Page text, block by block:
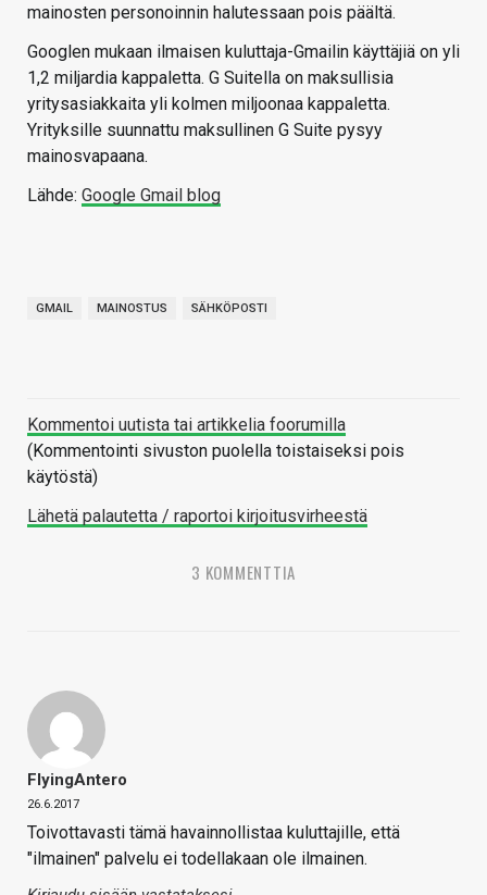
mainosten personoinnin halutessaan pois päältä.
Googlen mukaan ilmaisen kuluttaja-Gmailin käyttäjiä on yli
1,2 miljardia kappaletta. G Suitella on maksullisia
yritysasiakkaita yli kolmen miljoonaa kappaletta.
Yrityksille suunnattu maksullinen G Suite pysyy
mainosvapaana.
Lähde: Google Gmail blog
GMAIL MAINOSTUS SÄHKÖPOSTI
Kommentoi uutista tai artikkelia foorumilla
(Kommentointi sivuston puolella toistaiseksi pois
käytöstä)
Lähetä palautetta / raportoi kirjoitusvirheestä
3 KOMMENTTIA
FlyingAntero
26.6.2017
Toivottavasti tämä havainnollistaa kuluttajille, että
"ilmainen" palvelu ei todellakaan ole ilmainen.